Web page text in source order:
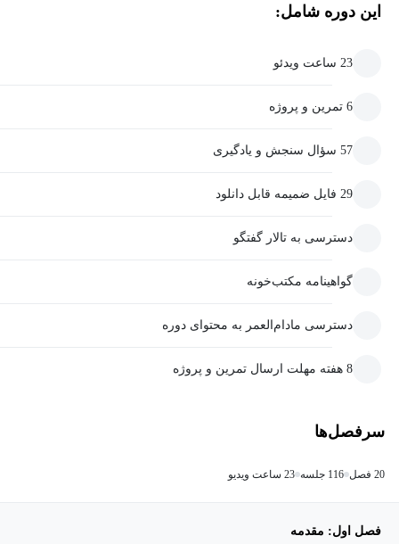
این دوره شامل:
23 ساعت ویدئو
6 تمرین و پروژه
57 سؤال سنجش و یادگیری
29 فایل ضمیمه قابل دانلود
دسترسی به تالار گفتگو
گواهینامه مکتب‌خونه
دسترسی مادام‌العمر به محتوای دوره
8 هفته مهلت ارسال تمرین و پروژه
سرفصل‌ها
20 فصل 116 جلسه 23 ساعت ویدیو
فصل اول: مقدمه